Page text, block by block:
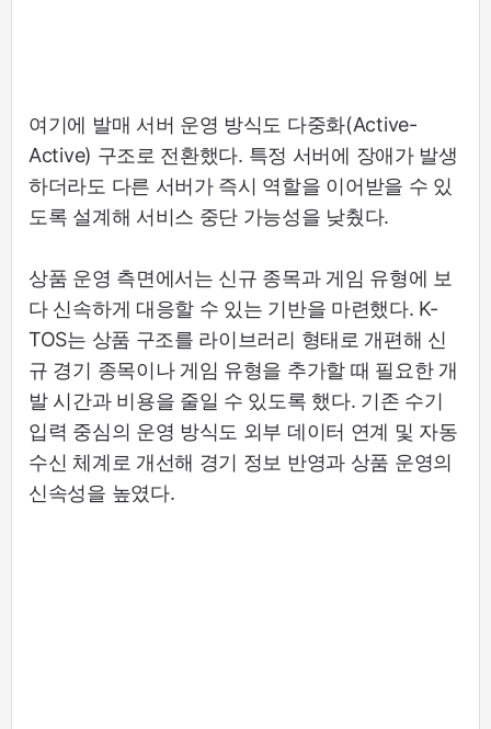
여기에 발매 서버 운영 방식도 다중화(Active-
Active) 구조로 전환했다. 특정 서버에 장애가 발생
하더라도 다른 서버가 즉시 역할을 이어받을 수 있
도록 설계해 서비스 중단 가능성을 낮췄다.
상품 운영 측면에서는 신규 종목과 게임 유형에 보
다 신속하게 대응할 수 있는 기반을 마련했다. K-
TOS는 상품 구조를 라이브러리 형태로 개편해 신
규 경기 종목이나 게임 유형을 추가할 때 필요한 개
발 시간과 비용을 줄일 수 있도록 했다. 기존 수기
입력 중심의 운영 방식도 외부 데이터 연계 및 자동
수신 체계로 개선해 경기 정보 반영과 상품 운영의
신속성을 높였다.